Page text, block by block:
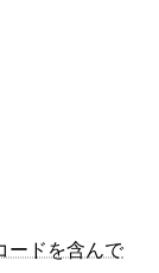
ードを含んで